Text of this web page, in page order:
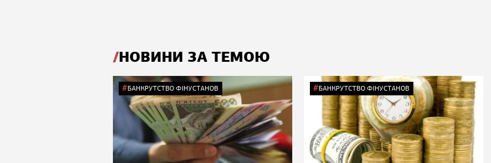
НОВИНИ ЗА ТЕМОЮ
БАНКРУТСТВО ФІНУСТАНОВ БАНКРУТСТВО ФІНУСТАНОВ